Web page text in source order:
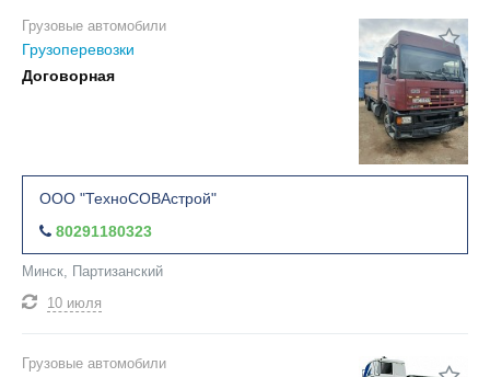
Грузовые автомобили
Грузоперевозки
Договорная
ООО "ТехноСОВАстрой"
80291180323
Минск, Партизанский
10 июля
Грузовые автомобили